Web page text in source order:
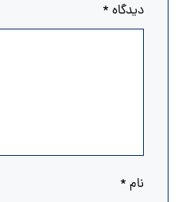
دیدگاه *
نام *